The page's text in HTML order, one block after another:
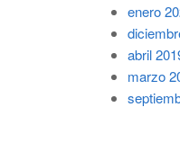
enero
abril
marzo